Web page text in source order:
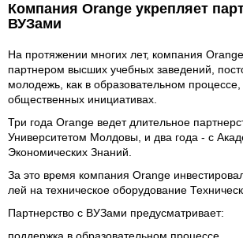
Компания Orange укрепляет
ВУЗами
На протяжении многих лет, компания
партнером высших учебных заведений,
молодежь, как в образовательном
общественных инициативах.
Три года Orange ведет длительное
Университетом Молдовы, и два года - с
Экономических Знаний.
За это время компания Orange
лей на техническое оборудование
Партнерство с ВУЗами предусматривает: